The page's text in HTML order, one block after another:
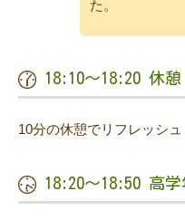
た。
18:10〜18:20 休憩
10分の休憩でリフレッシュ
18:20〜18:50 高学